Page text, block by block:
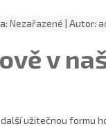
Nezařazené | Autor:
v
užitečnou formu